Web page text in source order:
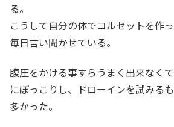
る。
こうして自分の体でコルセットを作
毎日言い聞かせている。
腹圧をかける事すらうまく出来なく
にぽっこりし、ドローインを試みる
多かった。